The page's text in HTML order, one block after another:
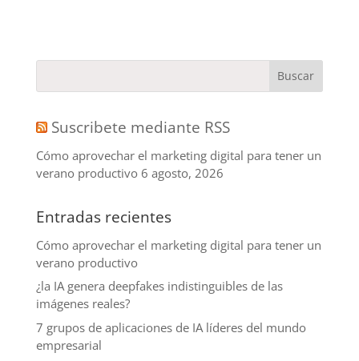
Suscribete mediante RSS
Cómo aprovechar el marketing digital para tener un
verano productivo 6 agosto, 2026
Entradas recientes
Cómo aprovechar el marketing digital para tener un
verano productivo
¿la IA genera deepfakes indistinguibles de las
imágenes reales?
7 grupos de aplicaciones de IA líderes del mundo
empresarial